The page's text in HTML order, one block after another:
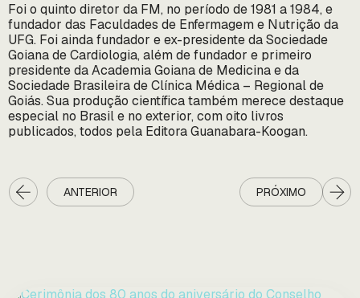
Foi o quinto diretor da FM, no período de 1981 a 1984, e
fundador das Faculdades de Enfermagem e Nutrição da
UFG. Foi ainda fundador e ex-presidente da Sociedade
Goiana de Cardiologia, além de fundador e primeiro
presidente da Academia Goiana de Medicina e da
Sociedade Brasileira de Clínica Médica – Regional de
Goiás. Sua produção científica também merece destaque
especial no Brasil e no exterior, com oito livros
publicados, todos pela Editora Guanabara-Koogan.
ANTERIOR PRÓXIMO